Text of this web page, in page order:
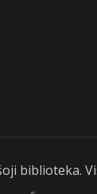
biblioteka.